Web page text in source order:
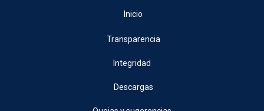
Inicio
Transparencia
Integridad
Descargas